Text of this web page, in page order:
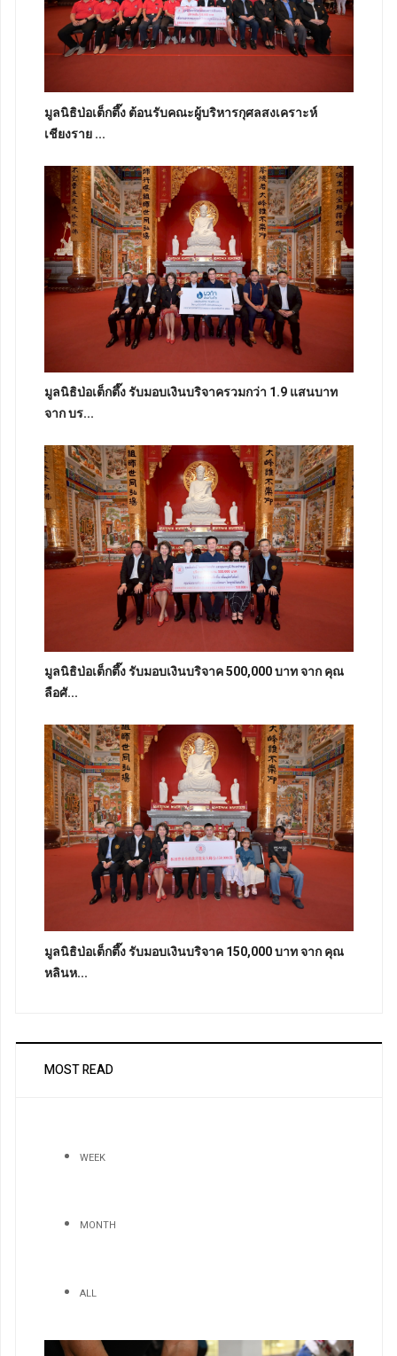
มูลนิธิป่อเต็กตึ๊ง ต้อนรับคณะผู้บริหารกุศลสงเคราะห์
เชียงราย ...
มูลนิธิป่อเต็กตึ๊ง รับมอบเงินบริจาครวมกว่า 1.9 แสนบาท
จาก บร...
มูลนิธิป่อเต็กตึ๊ง รับมอบเงินบริจาค 500,000 บาท จาก คุณ
ลือศั...
มูลนิธิป่อเต็กตึ๊ง รับมอบเงินบริจาค 150,000 บาท จาก คุณ
หลินห...
MOST READ
WEEK
MONTH
ALL